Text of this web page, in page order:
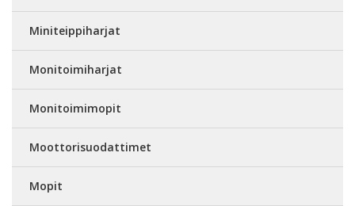
Miniteippiharjat
Monitoimiharjat
Monitoimimopit
Moottorisuodattimet
Mopit